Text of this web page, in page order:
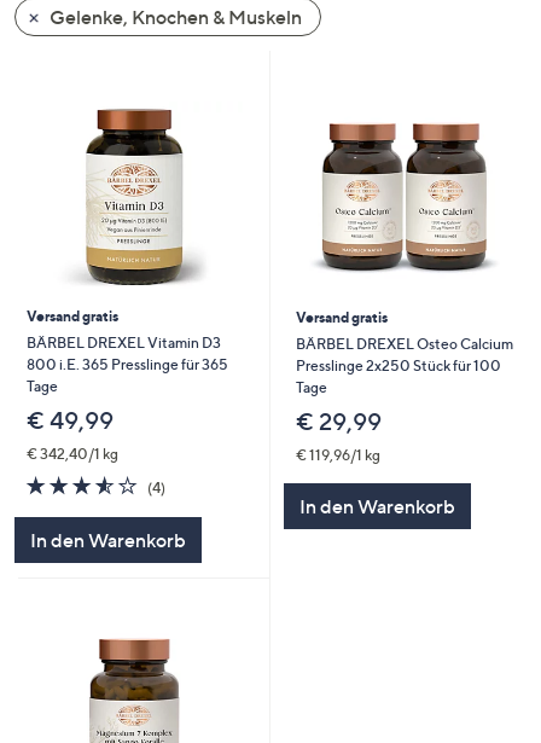
wischen
Sie
anzuzeigen.
Gelenke, Knochen & Muskeln
Versand gratis
BÄRBEL DREXEL Vitamin D3
800 i.E. 365 Presslinge für 365
Tage
€ 49,99
€ 342,40/1 kg
3.5
von
(4)4
In den Warenkorb
Versand gratis
BÄRBEL DREXEL Osteo Calcium
Presslinge 2x250 Stück für 100
Tage
€ 29,99
€ 119,96/1 kg
In den Warenkorb